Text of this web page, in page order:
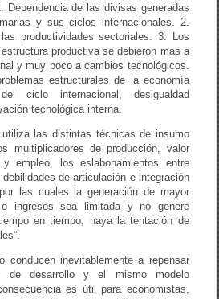
Dependencia de las divisas generadas
y sus ciclos internacionales. 2.
productividades sectoriales. 3. Los
productiva se debieron más a
y muy poco a cambios tecnológicos.
estructurales de la economía
ciclo internacional, desigualdad
tecnológica interna.
las distintas técnicas de insumo
multiplicadores de producción, valor
y empleo, los eslabonamientos entre
de articulación e integración
las cuales la generación de mayor
o ingresos sea limitada y no genere
en tiempo, haya la tentación de
conducen inevitablemente a repensar
de desarrollo y el mismo modelo
es útil para economistas,